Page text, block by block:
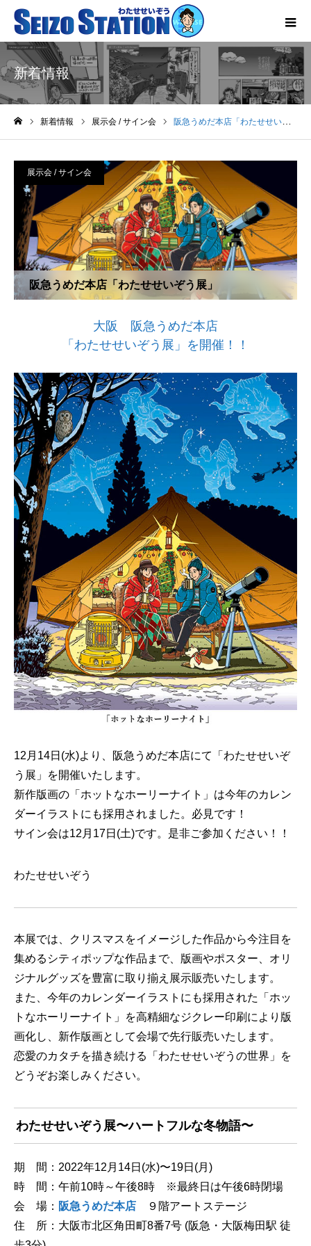
新着情報
新着情報 展示会 / サイン会 阪急うめだ本店「わたせせいぞう展」
展示会 / サイン会
阪急うめだ本店「わたせせいぞう展」
大阪 阪急うめだ本店
「わたせせいぞう展」を開催！！
12月14日(水)より、阪急うめだ本店にて「わたせせいぞ
う展」を開催いたします。
新作版画の「ホットなホーリーナイト」は今年のカレン
ダーイラストにも採用されました。必見です！
サイン会は12月17日(土)です。是非ご参加ください！！
わたせせいぞう
本展では、クリスマスをイメージした作品から今注目を
集めるシティポップな作品まで、版画やポスター、オリ
ジナルグッズを豊富に取り揃え展示販売いたします。
また、今年のカレンダーイラストにも採用された「ホッ
トなホーリーナイト」を高精細なジクレー印刷により版
画化し、新作版画として会場で先行販売いたします。
恋愛のカタチを描き続ける「わたせせいぞうの世界」を
どうぞお楽しみください。
わたせせいぞう展〜ハートフルな冬物語〜
期 間：2022年12月14日(水)〜19日(月)
時 間：午前10時～午後8時 ※最終日は午後6時閉場
会 場： 阪急うめだ本店 ９階アートステージ
住 所：大阪市北区角田町8番7号 (阪急・大阪梅田駅 徒